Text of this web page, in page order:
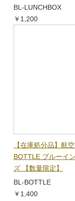
BL-LUNCHBOX
￥1,200
【在庫処分品】航
BOTTLE ブルーイ
ズ 【数量限定】
BL-BOTTLE
￥1,400